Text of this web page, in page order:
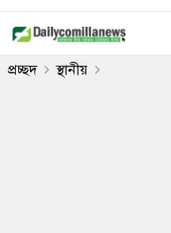
প্রচ্ছদ স্থানীয়